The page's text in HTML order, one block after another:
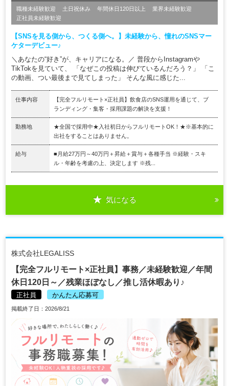
職種未経験歓迎 土日祝休み 年間休日120日以上
業界未経験歓迎
正社員未経験歓迎
【SNSを見る側から、つくる側へ。】未経験から、憧れのSNSマー
ケターデビュー♪
＼あなたの“好き”が、キャリアになる。／ 普段からInstagramや
TikTokを見ていて、 「なぜこの投稿は伸びているんだろう？」 「こ
の動画、つい最後まで見てしまった」 そんな風に感じた...
仕事内容
【完全フルリモート×正社員】飲食店のSNS運用を通じて、ブ
ランディング・集客・採用課題の解決を支援！
勤務地
★全国で採用中★入社初日からフルリモートOK！★※基本的に
出社をすることはありません。
給与
■月給27万円～40万円＋昇給＋賞与＋各種手当 ※経験・スキ
ル・年齢を考慮の上、決定します ※残...
気になる
株式会社LEGALISS
【完全フルリモート×正社員】事務／未経験歓迎／年間
休日120日～／残業ほぼなし／推し活休暇あり♪
正社員 かんたん応募可
掲載終了日：2026/8/21